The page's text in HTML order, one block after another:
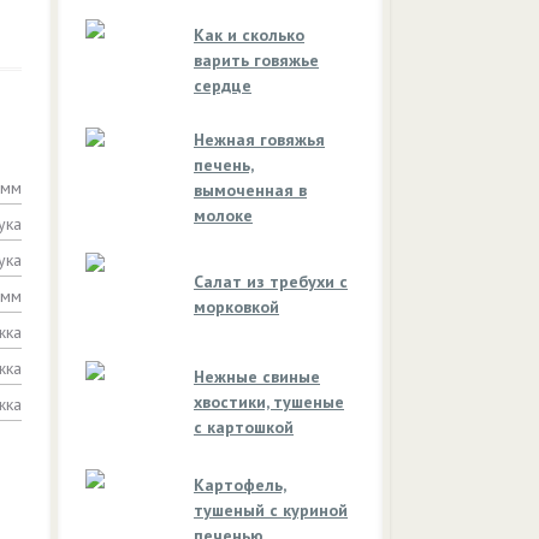
Как и сколько
варить говяжье
сердце
Нежная говяжья
печень,
вымоченная в
молоке
Салат из требухи с
морковкой
Нежные свиные
хвостики, тушеные
с картошкой
Картофель,
тушеный с куриной